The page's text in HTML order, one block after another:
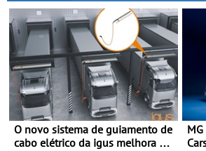
O novo sistema de guiamento de
cabo elétrico da igus melhora o